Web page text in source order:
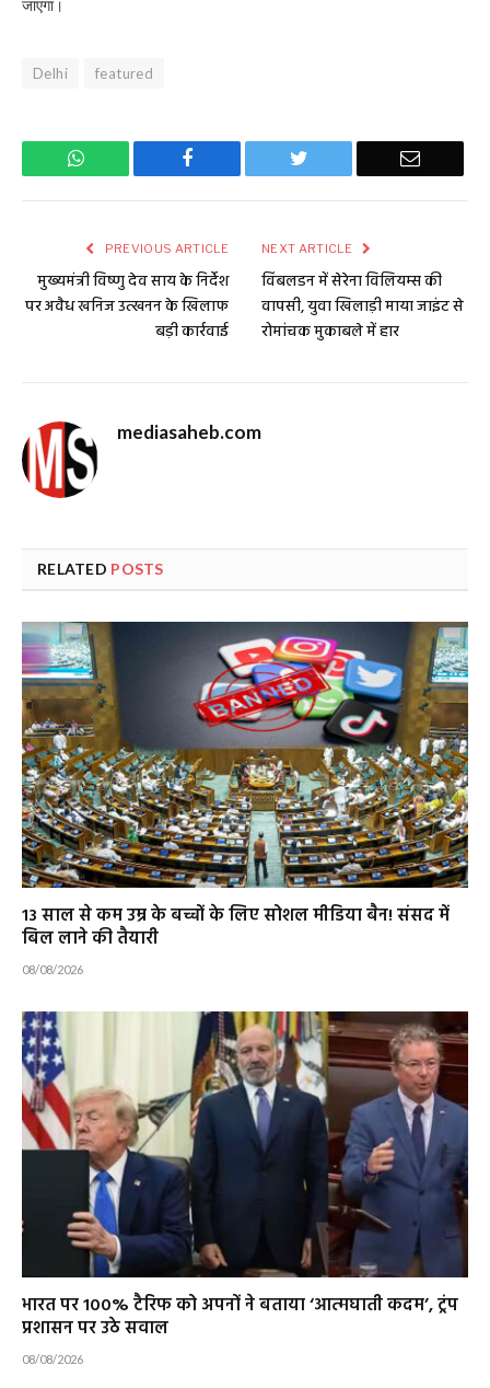
जाएगा।
Delhi featured
WhatsApp Facebook Twitter Email
PREVIOUS ARTICLE
मुख्यमंत्री विष्णु देव साय के निर्देश
पर अवैध खनिज उत्खनन के खिलाफ
बड़ी कार्रवाई
NEXT ARTICLE
विंबलडन में सेरेना विलियम्स की
वापसी, युवा खिलाड़ी माया जाइंट से
रोमांचक मुकाबले में हार
mediasaheb.com
RELATED POSTS
13 साल से कम उम्र के बच्चों के लिए सोशल मीडिया बैन! संसद में
बिल लाने की तैयारी
08/08/2026
भारत पर 100% टैरिफ को अपनों ने बताया ‘आत्मघाती कदम’, ट्रंप
प्रशासन पर उठे सवाल
08/08/2026